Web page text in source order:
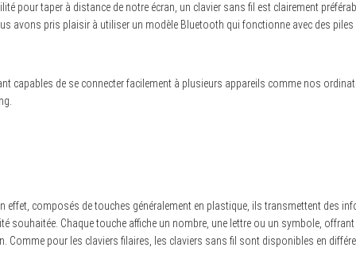
pour taper à distance de notre écran, un clavier sans fil est clairement
avons pris plaisir à utiliser un modèle Bluetooth qui fonctionne avec des
capables de se connecter facilement à plusieurs appareils comme nos
composés de touches généralement en plastique, ils transmettent des
souhaitée. Chaque touche affiche un nombre, une lettre ou un symbole,
pour les claviers filaires, les claviers sans fil sont disponibles en